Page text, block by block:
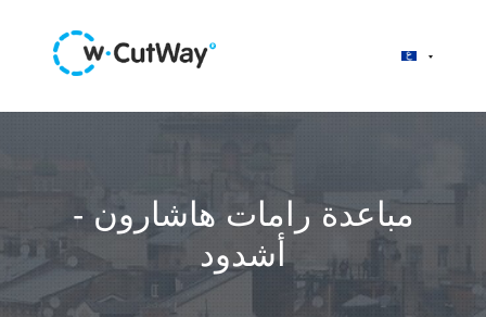
مباعدة رامات هاشارون -
أشدود